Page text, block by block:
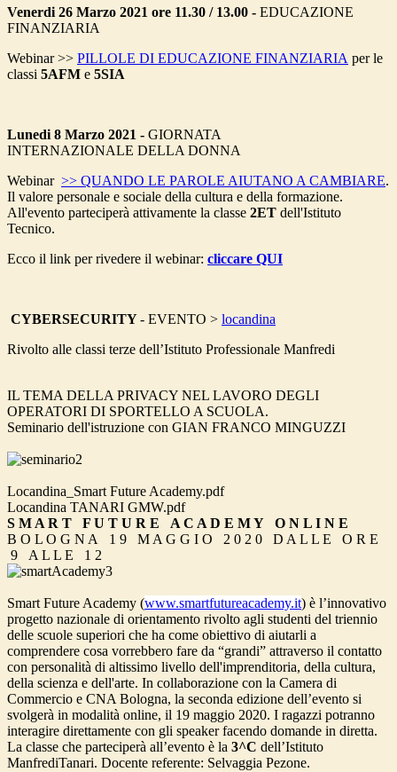
Venerdi 26 Marzo 2021 ore 11.30 / 13.00 - EDUCAZIONE
FINANZIARIA
Webinar >> PILLOLE DI EDUCAZIONE FINANZIARIA per le
classi 5AFM e 5SIA
Lunedi 8 Marzo 2021 - GIORNATA
INTERNAZIONALE DELLA DONNA
Webinar >> QUANDO LE PAROLE AIUTANO A CAMBIARE.
Il valore personale e sociale della cultura e della formazione.
All'evento parteciperà attivamente la classe 2ET dell'Istituto
Tecnico.
Ecco il link per rivedere il webinar: cliccare QUI
CYBERSECURITY- EVENTO > locandina
Rivolto alle classi terze dell’Istituto Professionale Manfredi
IL TEMA DELLA PRIVACY NEL LAVORO DEGLI
OPERATORI DI SPORTELLO A SCUOLA.
Seminario dell'istruzione con GIAN FRANCO MINGUZZI
Locandina_Smart Future Academy.pdf
Locandina TANARI GMW.pdf
S M A R T F U T U R E A C A D E M Y O N L I N E
B O L O G N A 1 9 M A G G I O 2 0 2 0 D A L L E O R E
9 A L L E 1 2
Smart Future Academy (www.smartfutureacademy.it) è l’innovativo
progetto nazionale di orientamento rivolto agli studenti del triennio
delle scuole superiori che ha come obiettivo di aiutarli a
comprendere cosa vorrebbero fare da “grandi” attraverso il contatto
con personalità di altissimo livello dell'imprenditoria, della cultura,
della scienza e dell'arte. In collaborazione con la Camera di
Commercio e CNA Bologna, la seconda edizione dell’evento si
svolgerà in modalità online, il 19 maggio 2020. I ragazzi potranno
interagire direttamente con gli speaker facendo domande in diretta.
La classe che parteciperà all’evento è la 3^C dell’Istituto
ManfrediTanari. Docente referente: Selvaggia Pezone.